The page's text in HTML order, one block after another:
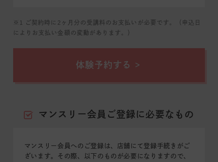
※1 ご契約時に2ヶ月分の受講料のお支払いが必要です。（申込日
によりお支払い金額の変動があります。）
体験予約する
マンスリー会員ご登録に必要なもの
マンスリー会員へのご登録は、店舗にて登録手続きがご
ざいます。その際、以下のものが必要になりますので、